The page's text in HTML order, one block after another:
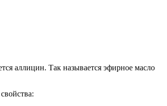
аллицин. Так называется эфирное масло